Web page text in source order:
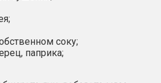
соку;
паприка;